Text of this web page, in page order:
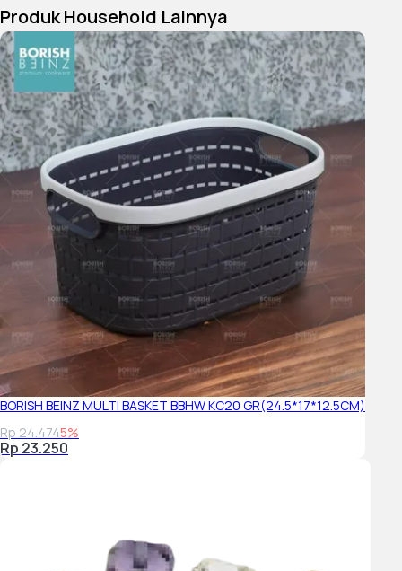
Produk Household Lainnya
BORISH BEINZ MULTI BASKET BBHW KC20 GR(24.5*17*12.5CM)
Rp 24.4745%
Rp 23.250